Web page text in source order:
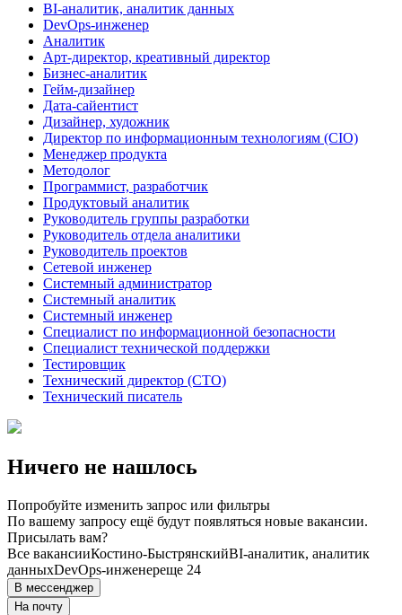
BI-аналитик, аналитик данных
DevOps-инженер
Аналитик
Арт-директор, креативный директор
Бизнес-аналитик
Гейм-дизайнер
Дата-сайентист
Дизайнер, художник
Директор по информационным технологиям (CIO)
Менеджер продукта
Методолог
Программист, разработчик
Продуктовый аналитик
Руководитель группы разработки
Руководитель отдела аналитики
Руководитель проектов
Сетевой инженер
Системный администратор
Системный аналитик
Системный инженер
Специалист по информационной безопасности
Специалист технической поддержки
Тестировщик
Технический директор (CTO)
Технический писатель
Ничего не нашлось
Попробуйте изменить запрос или фильтры
По вашему запросу ещё будут появляться новые вакансии.
Присылать вам?
Все вакансииКостино-БыстрянскийBI-аналитик, аналитик
данныхDevOps-инженереще 24
В мессенджер
На почту